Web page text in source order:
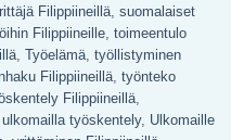
Filippiineillä, suomalaiset
Filippiineille, toimeentulo
, Työelämä, työllistyminen
Filippiineillä, työnteko
Filippiineillä,
ulkomailla työskentely, Ulkomaille